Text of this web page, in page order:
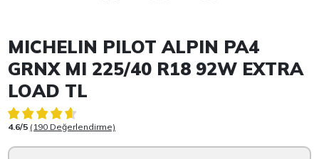
Item 1 of 3
MICHELIN PILOT ALPIN PA4
GRNX MI 225/40 R18 92W EXTRA
LOAD TL
4.6/5 (190 Değerlendirme)